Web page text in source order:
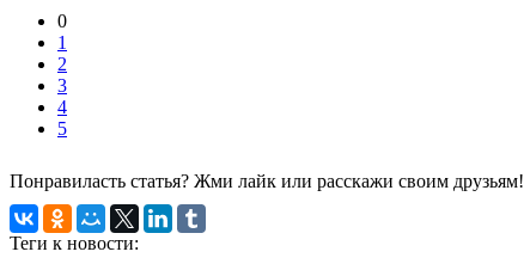
0
1
2
3
4
5
Понравиласть статья? Жми лайк или расскажи своим друзьям!
Теги к новости: